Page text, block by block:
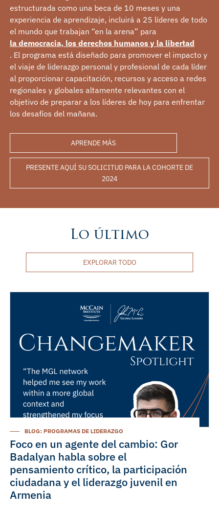
estructurada como una beca de 10 meses y una
experiencia de aprendizaje, incluirá a 25 líderes de todo
el mundo que trabajan “en la arena” para
la democracia, los derechos humanos y la libertad
. El programa está diseñado para promover el impacto y
el viaje de liderazgo personal y profesional de cada líder
al proporcionar capacitación, recursos y acceso a redes
regionales y globales altamente relevantes con el
objetivo de preparar a los líderes de hoy para enfrentar
los desafíos del mañana.
APRENDE MÁS
PRESENTE AQUÍ SU SOLICITUD PARA LA COHORTE DE
2024
Lo último
EXPLORAR TODO
BLOG: PROGRAMAS DE LIDERAZGO
Foco en un agente del cambio: Gor
Badalyan habla sobre el
pensamiento crítico, la participación
ciudadana y el liderazgo juvenil en
Armenia